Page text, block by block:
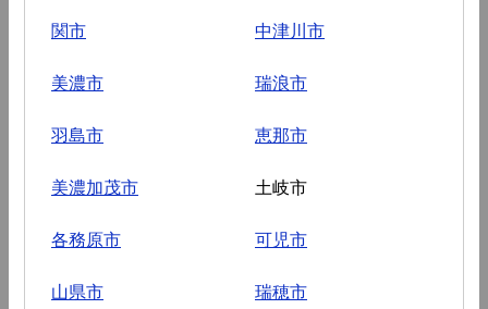
関市 中津川市
美濃市 瑞浪市
羽島市 恵那市
美濃加茂市 土岐市
各務原市 可児市
山県市 瑞穂市